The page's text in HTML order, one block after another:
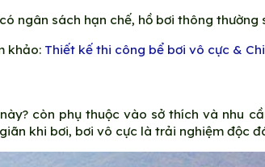
ngân sách hạn chế, hồ bơi thông thường
khảo: Thiết kế thi công bể bơi vô cực &
còn phụ thuộc vào sở thích và nhu
khi bơi, bơi vô cực là trải nghiệm độc